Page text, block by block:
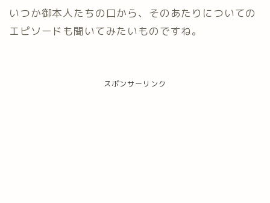
いつか御本人たちの口から、そのあたりについての
エピソードも聞いてみたいものですね。
スポンサーリンク